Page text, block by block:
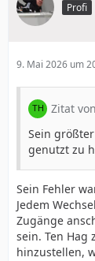
Profi
9. Mai 2026 um
Zitat
Sein
genutzt zu
Sein Fehler
Jedem
Zugänge
sein. Ten Hag
hinzustellen,